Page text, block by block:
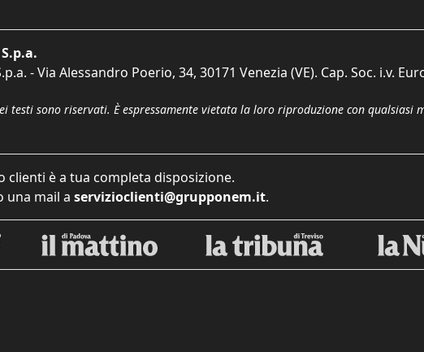
- Via Alessandro Poerio, 34, 30171 Venezia (VE). Cap. Soc. i.v.
testi sono riservati. È espressamente vietata la loro riproduzione con qualsiasi
clienti è a tua completa disposizione.
una mail a servizioclienti@grupponem.it.